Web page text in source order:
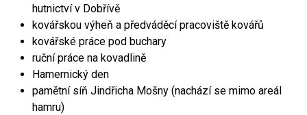
hutnictví v Dobřívě
kovářskou výheň a předváděcí pracoviště kovářů
kovářské práce pod buchary
ruční práce na kovadlině
Hamernický den
pamětní síň Jindřicha Mošny (nachází se mimo areál
hamru)